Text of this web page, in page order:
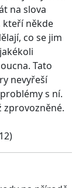
na slova
kteří někde
co se jim
Tato
nevyřeší
s ní.
zprovozněné.